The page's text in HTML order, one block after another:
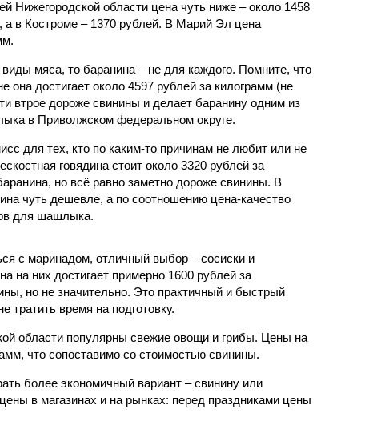
Нижегородской области цена чуть ниже – около 1458
а в Костроме – 1370 рублей. В Марий Эл цена
мяса, то баранина – не для каждого. Помните, что
она достигает около 4597 рублей за килограмм (не
втрое дороже свинины и делает баранину одним из
в Приволжском федеральном округе.
для тех, кто по каким-то причинам не любит или не
говядина стоит около 3320 рублей за
но всё равно заметно дороже свинины. В
чуть дешевле, а по соотношению цена-качество
для шашлыка.
с маринадом, отличный выбор – сосиски и
на них достигает примерно 1600 рублей за
но не значительно. Это практичный и быстрый
тратить время на подготовку.
области популярны свежие овощи и грибы. Цены на
что сопоставимо со стоимостью свинины.
более экономичный вариант – свинину или
в магазинах и на рынках: перед праздниками цены